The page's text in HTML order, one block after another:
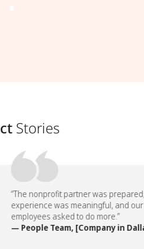
Stories
“The nonprofit partner was prepared,
experience was meaningful, and our
employees asked to do more.”
— People Team, [Company in